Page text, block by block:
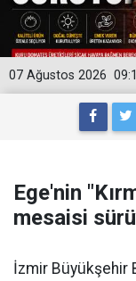
07 Ağustos 2026
Ege'nin
mesaisi
İzmir Büyükşehir